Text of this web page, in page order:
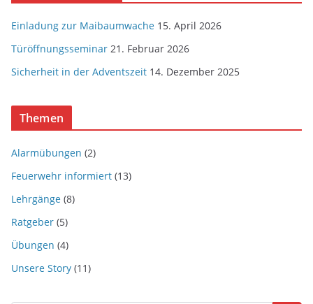
Einladung zur Maibaumwache 15. April 2026
Türöffnungsseminar 21. Februar 2026
Sicherheit in der Adventszeit 14. Dezember 2025
Themen
Alarmübungen (2)
Feuerwehr informiert (13)
Lehrgänge (8)
Ratgeber (5)
Übungen (4)
Unsere Story (11)